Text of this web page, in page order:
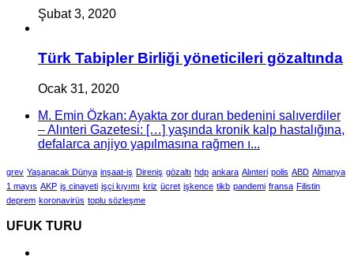
Şubat 3, 2020
Türk Tabipler Birliği yöneticileri gözaltında
Ocak 31, 2020
M. Emin Özkan: Ayakta zor duran bedenini salıverdiler
– Alınteri Gazetesi: […] yaşında kronik kalp hastalığına,
defalarca anjiyo yapılmasına rağmen ı...
grev Yaşanacak Dünya inşaat-iş Direniş gözaltı hdp ankara Alınteri polis ABD Almanya
1 mayıs AKP iş cinayeti işçi kıyımı kriz ücret işkence tikb pandemi fransa Filistin
deprem koronavirüs toplu sözleşme
UFUK TURU